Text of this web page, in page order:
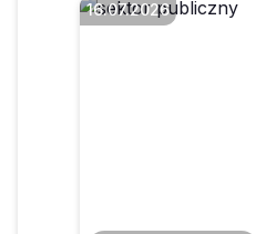
16.07.2026